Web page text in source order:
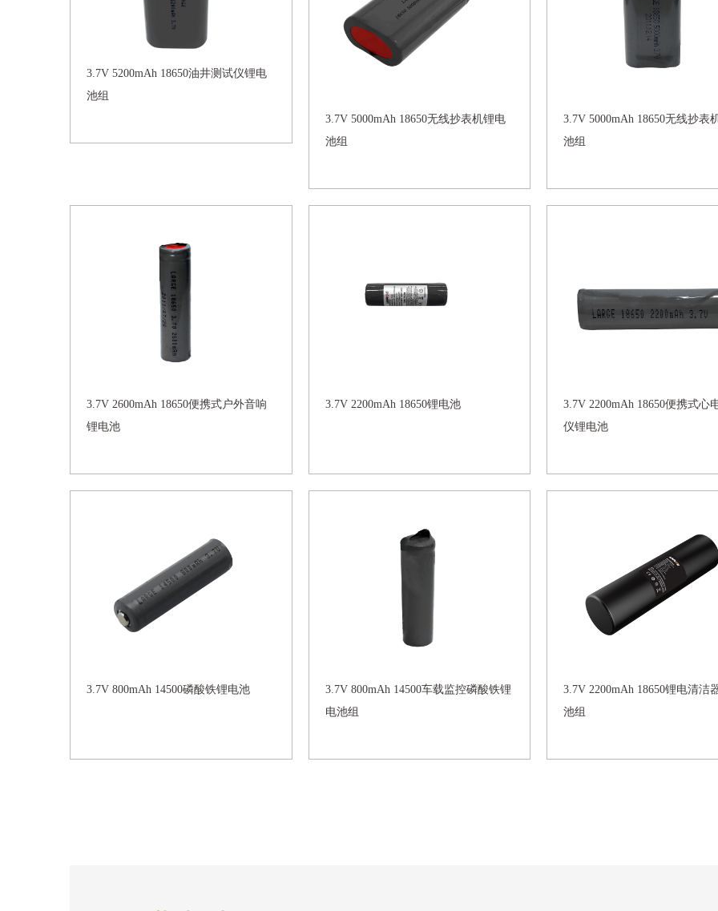
3.7V 5200mAh 18650油井测试仪锂电
池组
3.7V 5000mAh 18650无线抄表机锂电
池组
3.7V 5000mAh 18650无线抄表
池组
3.7V 2600mAh 18650便携式户外音响
锂电池
3.7V 2200mAh 18650锂电池
3.7V 2200mAh 18650便携式心
仪锂电池
3.7V 800mAh 14500磷酸铁锂电池
3.7V 800mAh 14500车载监控磷酸铁锂
电池组
3.7V 2200mAh 18650锂电清洁
池组